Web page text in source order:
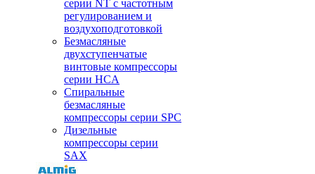
серии NT с частотным
регулированием и
воздухоподготовкой
Безмасляные
двухступенчатые
винтовые компрессоры
серии HCA
Спиральные
безмасляные
компрессоры серии SPC
Дизельные
компрессоры серии
SAX